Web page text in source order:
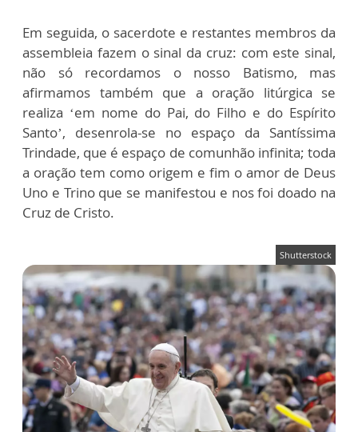
Em seguida, o sacerdote e restantes membros da
assembleia fazem o sinal da cruz: com este sinal,
não só recordamos o nosso Batismo, mas
afirmamos também que a oração litúrgica se
realiza ‘em nome do Pai, do Filho e do Espírito
Santo’, desenrola-se no espaço da Santíssima
Trindade, que é espaço de comunhão infinita; toda
a oração tem como origem e fim o amor de Deus
Uno e Trino que se manifestou e nos foi doado na
Cruz de Cristo.
Shutterstock